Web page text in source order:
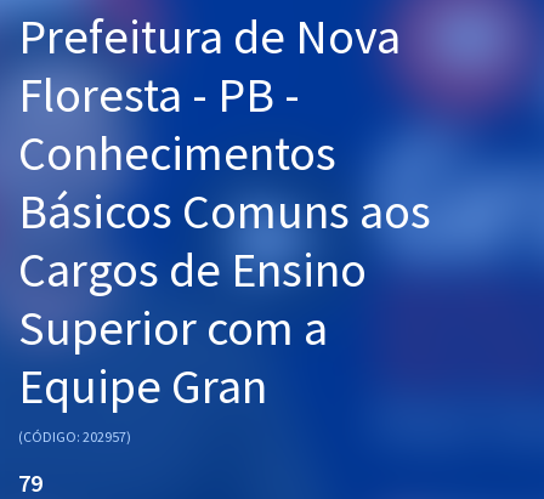
Cursos 20% OFF
Pós
Graduação
OAB
Questões grátis
Prefeitura de Nova
Floresta - PB -
Conhecimentos
Básicos Comuns aos
Cargos de Ensino
Superior com a
Equipe Gran
(CÓDIGO: 202957)
79